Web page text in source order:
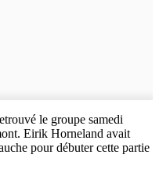
le groupe samedi
Eirik Horneland avait
pour débuter cette partie